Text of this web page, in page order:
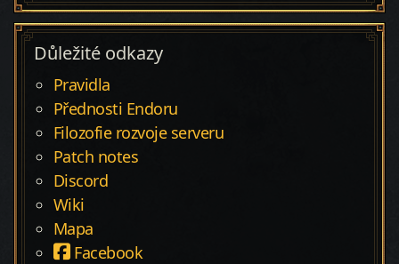
Důležité odkazy
Pravidla
Přednosti Endoru
Filozofie rozvoje serveru
Patch notes
Discord
Wiki
Mapa
Facebook